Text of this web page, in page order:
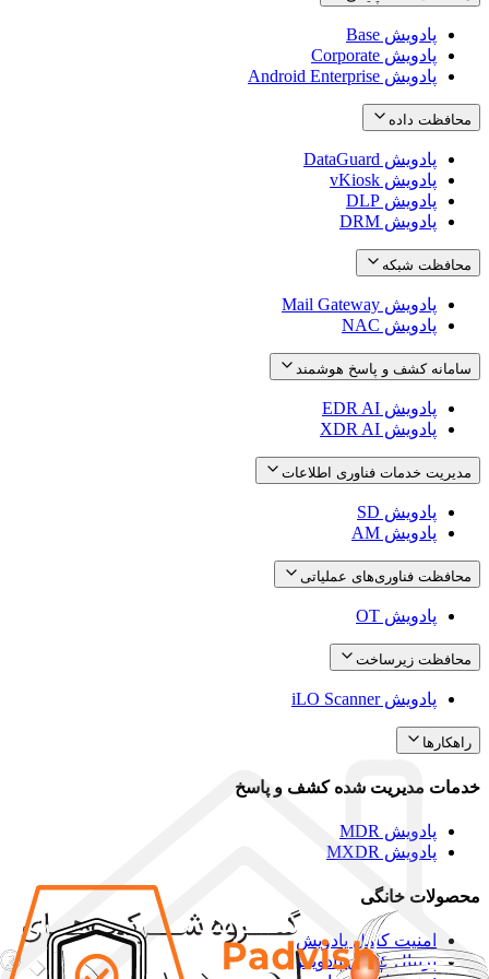
پادویش Base
پادویش Corporate
پادویش Android Enterprise
محافظت داده
پادویش DataGuard
پادویش vKiosk
پادویش DLP
پادویش DRM
محافظت شبکه
پادویش Mail Gateway
پادویش NAC
سامانه کشف و پاسخ هوشمند
پادویش EDR AI
پادویش XDR AI
مدیریت خدمات فناوری اطلاعات
پادویش SD
پادویش AM
محافظت فناوری‌های عملیاتی
پادویش OT
محافظت زیرساخت
پادویش iLO Scanner
راهکارها
خدمات مدیریت شده کشف و پاسخ
پادویش MDR
پادویش MXDR
محصولات خانگی
امنیت کامل پادویش
پرنتال کنترل پادویش